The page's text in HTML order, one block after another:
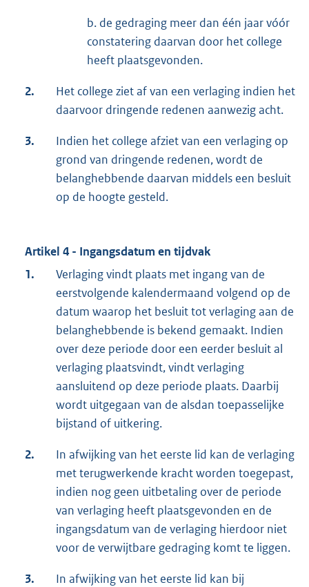
b. de gedraging meer dan één jaar vóór
constatering daarvan door het college
heeft plaatsgevonden.
2.
Het college ziet af van een verlaging indien het
daarvoor dringende redenen aanwezig acht.
3.
Indien het college afziet van een verlaging op
grond van dringende redenen, wordt de
belanghebbende daarvan middels een besluit
op de hoogte gesteld.
Artikel 4 - Ingangsdatum en tijdvak
1.
Verlaging vindt plaats met ingang van de
eerstvolgende kalendermaand volgend op de
datum waarop het besluit tot verlaging aan de
belanghebbende is bekend gemaakt. Indien
over deze periode door een eerder besluit al
verlaging plaatsvindt, vindt verlaging
aansluitend op deze periode plaats. Daarbij
wordt uitgegaan van de alsdan toepasselijke
bijstand of uitkering.
2.
In afwijking van het eerste lid kan de verlaging
met terugwerkende kracht worden toegepast,
indien nog geen uitbetaling over de periode
van verlaging heeft plaatsgevonden en de
ingangsdatum van de verlaging hierdoor niet
voor de verwijtbare gedraging komt te liggen.
3. In afwijking van het eerste lid kan bij